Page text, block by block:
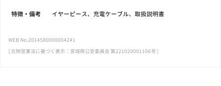
特徴・備考 イヤーピース、充電ケーブル、取扱説明書
WEB No.2014580000004241
[ 古物営業法に基づく表示：宮城県公安委員会 第221020001106号 ]